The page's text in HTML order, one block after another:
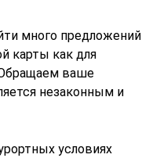
много предложений
карты как для
Обращаем ваше
незаконным и
условиях